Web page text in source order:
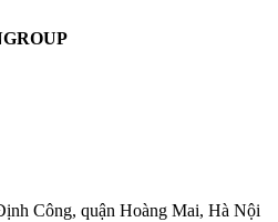
Công, quận Hoàng Mai, Hà Nội